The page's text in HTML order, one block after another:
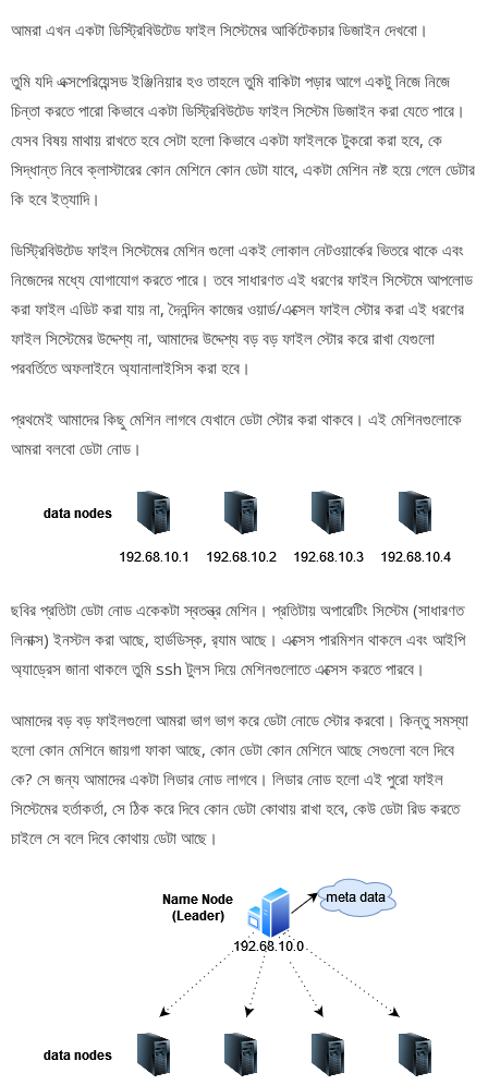
আমরা এখন একটা ডিস্ট্রিবিউটেড ফাইল সিস্টেমের আর্কিটেকচার ডিজাইন দেখবো।
তুমি যদি এক্সপেরিয়েন্সড ইঞ্জিনিয়ার হও তাহলে তুমি বাকিটা পড়ার আগে একটু নিজে নিজে
চিন্তা করতে পারো কিভাবে একটা ডিস্ট্রিবিউটেড ফাইল সিস্টেম ডিজাইন করা যেতে পারে।
যেসব বিষয় মাথায় রাখতে হবে সেটা হলো কিভাবে একটা ফাইলকে টুকরো করা হবে, কে
সিদ্ধান্ত নিবে ক্লাস্টারের কোন মেশিনে কোন ডেটা যাবে, একটা মেশিন নষ্ট হয়ে গেলে ডেটার
কি হবে ইত্যাদি।
ডিস্ট্রিবিউটেড ফাইল সিস্টেমের মেশিন গুলো একই লোকাল নেটওয়ার্কের ভিতরে থাকে এবং
নিজেদের মধ্যে যোগাযোগ করতে পারে। তবে সাধারণত এই ধরণের ফাইল সিস্টেমে আপলোড
করা ফাইল এডিট করা যায় না, দৈনন্দিন কাজের ওয়ার্ড/এক্সেল ফাইল স্টোর করা এই ধরণের
ফাইল সিস্টেমের উদ্দেশ্য না, আমাদের উদ্দেশ্য বড় বড় ফাইল স্টোর করে রাখা যেগুলো
পরবর্তিতে অফলাইনে অ্যানালাইসিস করা হবে।
প্রথমেই আমাদের কিছু মেশিন লাগবে যেখানে ডেটা স্টোর করা থাকবে। এই মেশিনগুলোকে
আমরা বলবো ডেটা নোড।
ছবির প্রতিটা ডেটা নোড একেকটা স্বতন্ত্র মেশিন। প্রতিটায় অপারেটিং সিস্টেম (সাধারণত
লিনাক্স) ইনস্টল করা আছে, হার্ডডিস্ক, র‌্যাম আছে। এক্সেস পারমিশন থাকলে এবং আইপি
অ্যাড্রেস জানা থাকলে তুমি ssh টুলস দিয়ে মেশিনগুলোতে এক্সেস করতে পারবে।
আমাদের বড় বড় ফাইলগুলো আমরা ভাগ ভাগ করে ডেটা নোডে স্টোর করবো। কিন্তু সমস্যা
হলো কোন মেশিনে জায়গা ফাকা আছে, কোন ডেটা কোন মেশিনে আছে সেগুলো বলে দিবে
কে? সে জন্য আমাদের একটা লিডার নোড লাগবে। লিডার নোড হলো এই পুরো ফাইল
সিস্টেমের হর্তাকর্তা, সে ঠিক করে দিবে কোন ডেটা কোথায় রাখা হবে, কেউ ডেটা রিড করতে
চাইলে সে বলে দিবে কোথায় ডেটা আছে।